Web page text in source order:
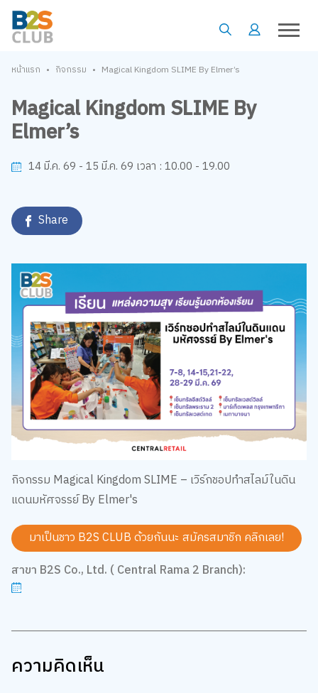
หน้าแรก • กิจกรรม • Magical Kingdom SLIME By Elmer’s
Magical Kingdom SLIME By
Elmer’s
14 มี.ค. 69 - 15 มี.ค. 69 เวลา : 10.00 - 19.00
Share
กิจกรรม Magical Kingdom SLIME – เวิร์กชอปทำสไลม์ในดิน
แดนมหัศจรรย์ By Elmer's
มาเป็นชาว B2S CLUB ด้วยกันนะ สมัครสมาชิก คลิกเลย!
สาขา B2S Co., Ltd. ( Central Rama 2 Branch):
ความคิดเห็น